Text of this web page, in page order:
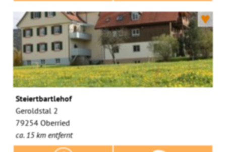
♥
Steiertbartlehof
Geroldstal 2
79254 Oberried
ca. 15 km entfernt